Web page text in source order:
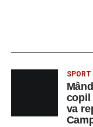
bucate tradiţionale”
„Un iepuraş cu
aducă oul roşu,
„Azi, în zi de
SPORT
copil
va